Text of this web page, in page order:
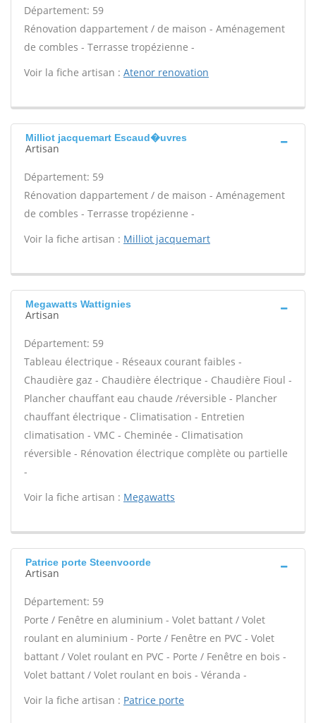
Département: 59
Rénovation dappartement / de maison - Aménagement
de combles - Terrasse tropézienne -
Voir la fiche artisan : Atenor renovation
Milliot jacquemart Escaud�uvres
Artisan
Département: 59
Rénovation dappartement / de maison - Aménagement
de combles - Terrasse tropézienne -
Voir la fiche artisan : Milliot jacquemart
Megawatts Wattignies
Artisan
Département: 59
Tableau électrique - Réseaux courant faibles -
Chaudière gaz - Chaudière électrique - Chaudière Fioul -
Plancher chauffant eau chaude /réversible - Plancher
chauffant électrique - Climatisation - Entretien
climatisation - VMC - Cheminée - Climatisation
réversible - Rénovation électrique complète ou partielle
-
Voir la fiche artisan : Megawatts
Patrice porte Steenvoorde
Artisan
Département: 59
Porte / Fenêtre en aluminium - Volet battant / Volet
roulant en aluminium - Porte / Fenêtre en PVC - Volet
battant / Volet roulant en PVC - Porte / Fenêtre en bois -
Volet battant / Volet roulant en bois - Véranda -
Voir la fiche artisan : Patrice porte